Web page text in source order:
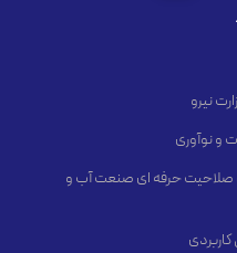
نیرو
و نوآوری
صلاحیت حرفه ای صنعت آب و